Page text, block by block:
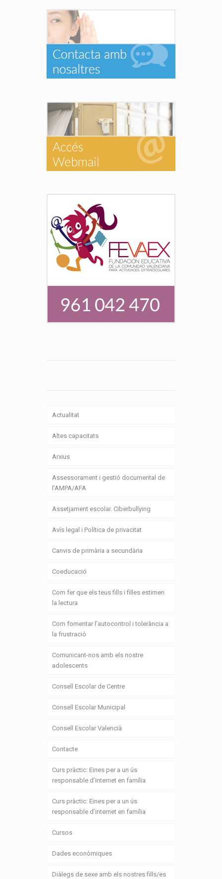
Actualitat
Altes capacitats
Arxius
Assessorament i gestió documental de
l’AMPA/AFA
Assetjament escolar. Ciberbullying
Avís legal i Política de privacitat
Canvis de primària a secundària
Coeducació
Com fer que els teus fills i filles estimen
la lectura
Com fomentar l’autocontrol i tolerància a
la frustració
Comunicant-nos amb els nostre
adolescents
Consell Escolar de Centre
Consell Escolar Municipal
Consell Escolar Valencià
Contacte
Curs pràctic: Eines per a un ús
responsable d’Internet en família
Curs pràctic: Eines per a un ús
responsable d’internet en família
Cursos
Dades econòmiques
Diàlegs de sexe amb els nostres fills/es